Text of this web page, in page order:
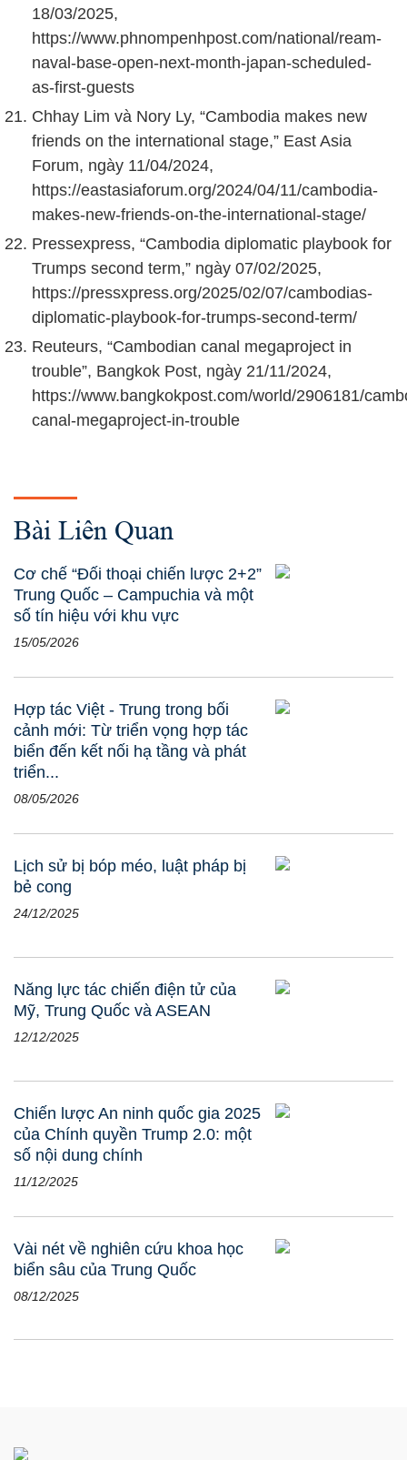
18/03/2025,
https://www.phnompenhpost.com/national/ream-
naval-base-open-next-month-japan-scheduled-
as-first-guests
Chhay Lim và Nory Ly, “Cambodia makes new
friends on the international stage,” East Asia
Forum, ngày 11/04/2024,
https://eastasiaforum.org/2024/04/11/cambodia-
makes-new-friends-on-the-international-stage/
Pressexpress, “Cambodia diplomatic playbook for
Trumps second term,” ngày 07/02/2025,
https://pressxpress.org/2025/02/07/cambodias-
diplomatic-playbook-for-trumps-second-term/
Reuteurs, “Cambodian canal megaproject in
trouble”, Bangkok Post, ngày 21/11/2024,
https://www.bangkokpost.com/world/2906181/
canal-megaproject-in-trouble
Bài Liên Quan
Cơ chế “Đối thoại chiến lược 2+2”
Trung Quốc – Campuchia và một
số tín hiệu với khu vực
15/05/2026
Hợp tác Việt - Trung trong bối
cảnh mới: Từ triển vọng hợp tác
biển đến kết nối hạ tầng và phát
triển...
08/05/2026
Lịch sử bị bóp méo, luật pháp bị
bẻ cong
24/12/2025
Năng lực tác chiến điện tử của
Mỹ, Trung Quốc và ASEAN
12/12/2025
Chiến lược An ninh quốc gia 2025
của Chính quyền Trump 2.0: một
số nội dung chính
11/12/2025
Vài nét về nghiên cứu khoa học
biển sâu của Trung Quốc
08/12/2025